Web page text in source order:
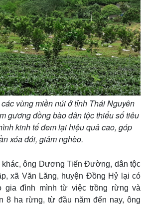
vùng miền núi ở tỉnh Thái Nguyên
gương đồng bào dân tộc thiểu số tiêu
kinh tế đem lại hiệu quả cao, góp
xóa đói, giảm nghèo.
khác, ông Dương Tiến Đường, dân tộc
xã Văn Lăng, huyện Đồng Hỷ lại có
gia đình mình từ việc trồng rừng và
8 ha rừng, từ đầu năm đến nay, ông